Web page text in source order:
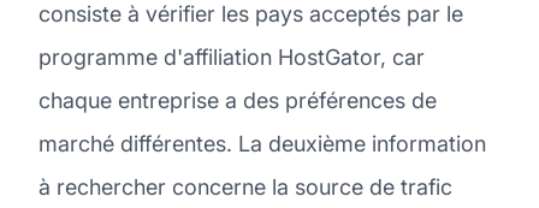
consiste à vérifier les pays acceptés par le
programme d'affiliation HostGator, car
chaque entreprise a des préférences de
marché différentes. La deuxième information
à rechercher concerne la source de trafic